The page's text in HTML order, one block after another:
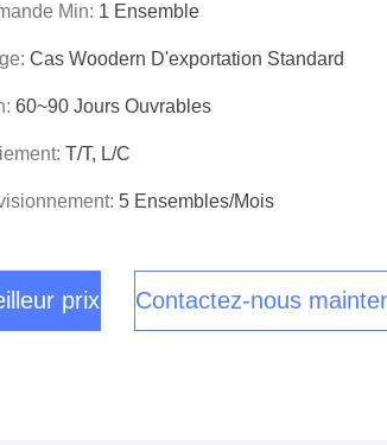
Min: 1 Ensemble
Cas Woodern D'exportation Standard
60~90 Jours Ouvrables
T/T, L/C
5 Ensembles/mois
prix Contactez-nous